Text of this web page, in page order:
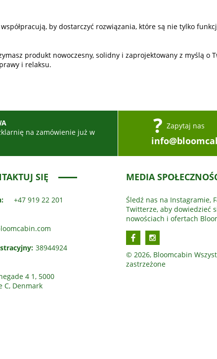
by dostarczyć rozwiązania, które są nie tylko
produkt nowoczesny, solidny i zaprojektowany z myślą o
i relaksu.
na zamówienie już w
Zapytaj nas
SIĘ
+47 919 22 201
38944924
4 1, 5000
C, Denmark
MEDIA
Śledź nas na Instagramie,
Twitterze, aby dowiedzieć
nowościach i ofertach
© 2026, Bloomcabin
zastrzeżone